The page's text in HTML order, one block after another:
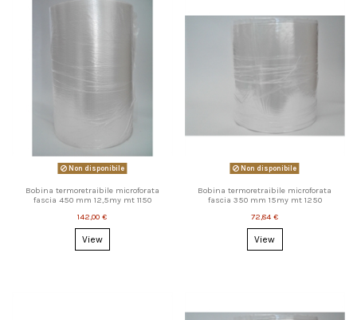
Non disponibile
Bobina termoretraibile microforata
fascia 450 mm 12,5my mt 1150
142,00 €
View
Non disponibile
Bobina termoretraibile microforata
fascia 350 mm 15my mt 1250
72,84 €
View